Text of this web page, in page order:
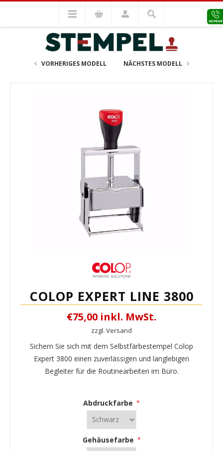
Colop Stempel
Colop Expert
Colop Expert Line 3800
VORHERIGES MODELL NÄCHSTES MODELL
COLOP EXPERT LINE 3800
€75,00 inkl. MwSt.
zzgl. Versand
Sichern Sie sich mit dem Selbstfärbestempel Colop
Expert 3800 einen zuverlässigen und langlebigen
Begleiter für die Routinearbeiten im Büro.
Abdruckfarbe *
Gehäusefarbe *